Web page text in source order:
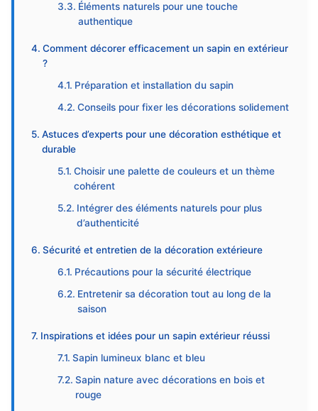
Éléments naturels pour une touche
authentique
Comment décorer efficacement un sapin en extérieur
?
Préparation et installation du sapin
Conseils pour fixer les décorations solidement
Astuces d’experts pour une décoration esthétique et
durable
Choisir une palette de couleurs et un thème
cohérent
Intégrer des éléments naturels pour plus
d’authenticité
Sécurité et entretien de la décoration extérieure
Précautions pour la sécurité électrique
Entretenir sa décoration tout au long de la
saison
Inspirations et idées pour un sapin extérieur réussi
Sapin lumineux blanc et bleu
Sapin nature avec décorations en bois et
rouge